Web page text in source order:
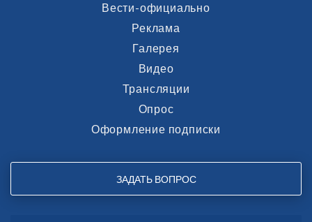
Вести-официально
Реклама
Галерея
Видео
Трансляции
Опрос
Оформление подписки
ЗАДАТЬ ВОПРОС